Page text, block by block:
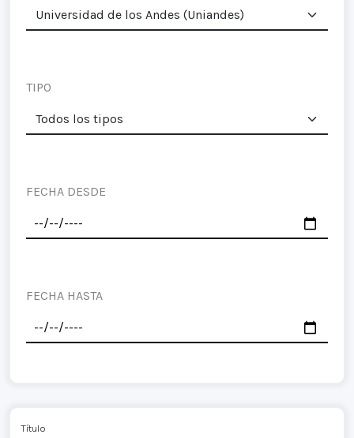
TIPO
FECHA DESDE
FECHA HASTA
Título